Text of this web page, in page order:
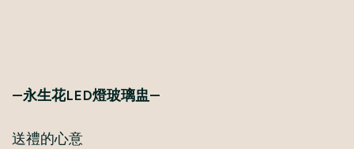
—永生花LED燈玻璃盅—
送禮的心意